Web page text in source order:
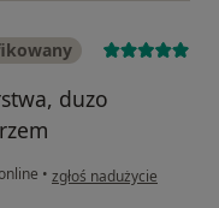
duzo
• w opinii użytkownika
zgłoś nadużycie